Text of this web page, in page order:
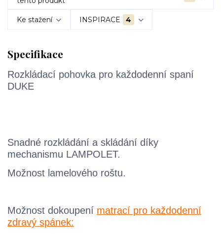
Ke stažení INSPIRACE 4
Specifikace
Rozkládací pohovka pro každodenní spaní
DUKE
Snadné rozkládání a skládání díky
mechanismu LAMPOLET.
Možnost lamelového roštu.
Možnost dokoupení matrací pro každodenní
zdravý spánek: